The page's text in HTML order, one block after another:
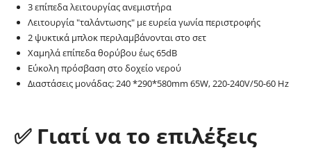
3 επίπεδα λειτουργίας ανεμιστήρα
Λειτουργία "ταλάντωσης" με ευρεία γωνία περιστροφής
2 ψυκτικά μπλοκ περιλαμβάνονται στο σετ
Χαμηλά επίπεδα θορύβου έως 65dB
Εύκολη πρόσβαση στο δοχείο νερού
Διαστάσεις μονάδας: 240 *290*580mm 65W, 220-240V/50-60 Hz
✅ Γιατί να το επιλέξεις